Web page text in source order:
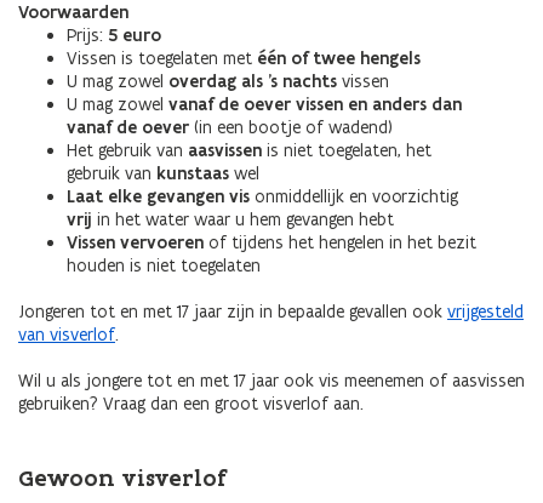
Voorwaarden
Prijs: 5 euro
Vissen is toegelaten met één of twee hengels
U mag zowel overdag als ’s nachts vissen
U mag zowel vanaf de oever vissen en anders dan
vanaf de oever (in een bootje of wadend)
Het gebruik van aasvissen is niet toegelaten, het
gebruik van kunstaas wel
Laat elke gevangen vis onmiddellijk en voorzichtig
vrij in het water waar u hem gevangen hebt
Vissen vervoeren of tijdens het hengelen in het bezit
houden is niet toegelaten
Jongeren tot en met 17 jaar zijn in bepaalde gevallen ook vrijgesteld
van visverlof.
Wil u als jongere tot en met 17 jaar ook vis meenemen of aasvissen
gebruiken? Vraag dan een groot visverlof aan.
Gewoon visverlof